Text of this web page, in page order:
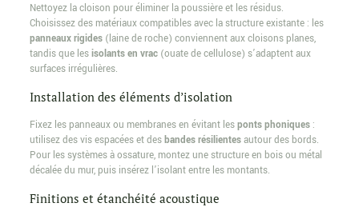
Nettoyez la cloison pour éliminer la poussière et les résidus.
Choisissez des matériaux compatibles avec la structure existante : les
panneaux rigides(laine de roche) conviennent aux cloisons planes,
tandis que lesisolants en vrac(ouate de cellulose) s’adaptent aux
surfaces irrégulières.
Installation des éléments d’isolation
Fixez les panneaux ou membranes en évitant lesponts phoniques:
utilisez des vis espacées et desbandes résilientesautour des bords.
Pour les systèmes à ossature, montez une structure en bois ou métal
décalée du mur, puis insérez l’isolant entre les montants.
Finitions et étanchéité acoustique